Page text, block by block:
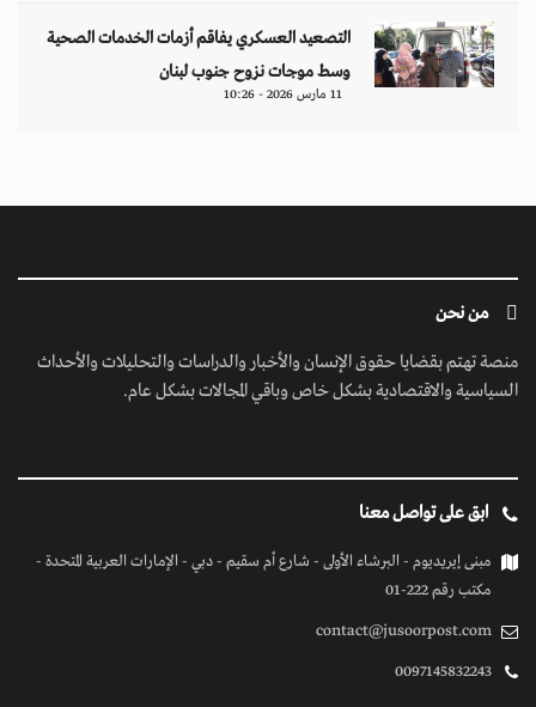
التصعيد العسكري يفاقم أزمات الخدمات الصحية
وسط موجات نزوح جنوب لبنان
11 مارس 2026 - 10:26
من نحن
منصة تهتم بقضايا حقوق الإنسان والأخبار والدراسات والتحليلات والأحداث
السياسية والاقتصادية بشكل خاص وباقي المجالات بشكل عام.
ابق على تواصل معنا
مبنى إيريديوم - البرشاء الأولى - شارع أم سقيم - دبي - الإمارات العربية المتحدة -
مكتب رقم 222-01
contact@jusoorpost.com
0097145832243